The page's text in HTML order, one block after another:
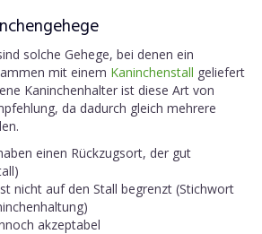
solche Gehege, bei denen ein
mit einem Kaninchenstall geliefert
Kaninchenhalter ist diese Art von
da dadurch gleich mehrere
einen Rückzugsort, der gut
nicht auf den Stall begrenzt (Stichwort
akzeptabel